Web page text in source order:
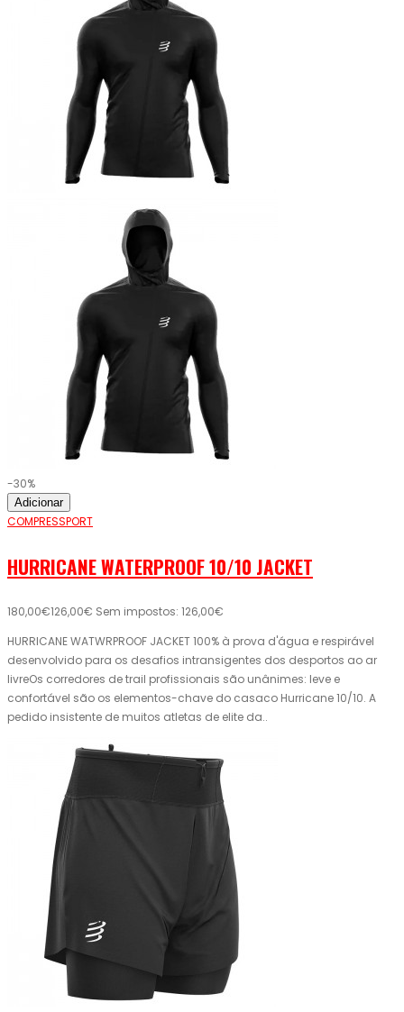
-30%
Adicionar
COMPRESSPORT
HURRICANE WATERPROOF 10/10 JACKET
180,00€126,00€ Sem impostos: 126,00€
HURRICANE WATWRPROOF JACKET 100% à prova d'água e respirável
desenvolvido para os desafios intransigentes dos desportos ao ar
livreOs corredores de trail profissionais são unânimes: leve e
confortável são os elementos-chave do casaco Hurricane 10/10. A
pedido insistente de muitos atletas de elite da..